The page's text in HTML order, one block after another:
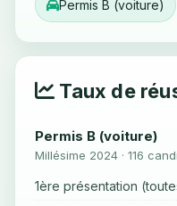
Permis B (voiture)
Taux de
Permis B (voiture)
Millésime 2024 · 116
1ère présentation